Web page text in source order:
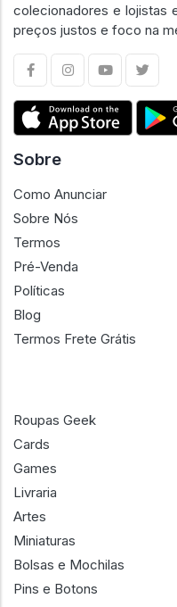
colecionadores e lojistas
preços justos e foco na
Sobre
Como Anunciar
Sobre Nós
Termos
Pré-Venda
Políticas
Blog
Termos Frete Grátis
Roupas Geek
Cards
Games
Livraria
Artes
Miniaturas
Bolsas e Mochilas
Pins e Botons